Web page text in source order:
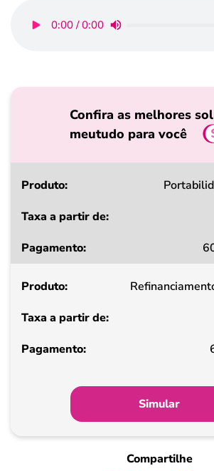
0:00 / 0:00
Confira as melhores
meutudo para você
Produto
a
de
Pagamento
Simular
Compartilhe